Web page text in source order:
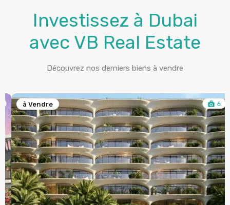
Investissez à Dubai
avec VB Real Estate
Découvrez nos derniers biens à vendre
à Vendre 6